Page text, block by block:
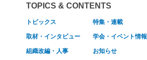
TOPICS & CONTENTS
トピックス 特集・連載
取材・インタビュー 学会・イベント情報
組織改編・人事 お知らせ